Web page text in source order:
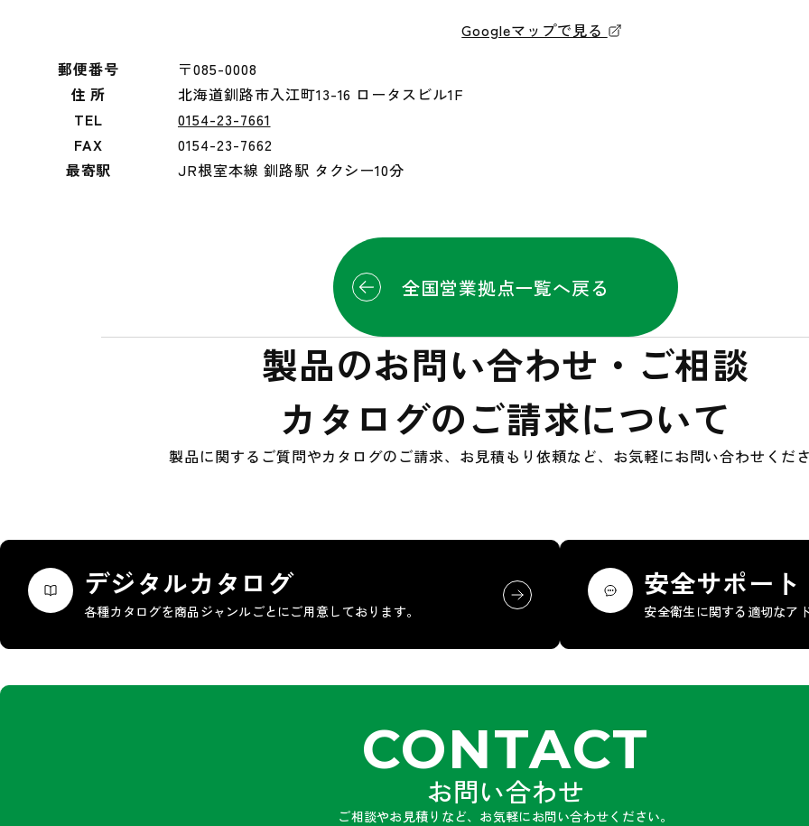
Googleマップで見る
郵便番号
〒085-0008
住 所
北海道釧路市入江町13-16 ロータスビル1F
TEL
0154-23-7661
FAX
0154-23-7662
最寄駅
JR根室本線 釧路駅 タクシー10分
全国営業拠点一覧へ戻る
製品のお問い合わせ・ご相談
カタログのご請求について
製品に関するご質問やカタログのご請求、お見積もり依頼など、お気軽にお問い合わせくだ
デジタルカタログ
各種カタログを商品ジャンルごとにご用意しております。
安全サポート
安全衛生に関する適切なア
CONTACT
お問い合わせ
ご相談やお見積りなど、お気軽にお問い合わせください。